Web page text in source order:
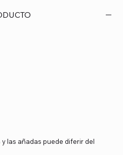
las añadas puede diferir del